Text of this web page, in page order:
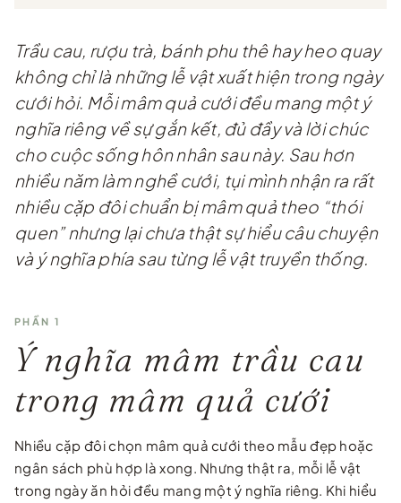
Trầu cau, rượu trà, bánh phu thê hay heo quay
không chỉ là những lễ vật xuất hiện trong ngày
cưới hỏi. Mỗi mâm quả cưới đều mang một ý
nghĩa riêng về sự gắn kết, đủ đầy và lời chúc
cho cuộc sống hôn nhân sau này. Sau hơn
nhiều năm làm nghề cưới, tụi mình nhận ra rất
nhiều cặp đôi chuẩn bị mâm quả theo “thói
quen” nhưng lại chưa thật sự hiểu câu chuyện
và ý nghĩa phía sau từng lễ vật truyền thống.
PHẦN 1
Ý nghĩa mâm trầu cau
trong mâm quả cưới
Nhiều cặp đôi chọn mâm quả cưới theo mẫu đẹp hoặc
ngân sách phù hợp là xong. Nhưng thật ra, mỗi lễ vật
trong ngày ăn hỏi đều mang một ý nghĩa riêng. Khi hiểu